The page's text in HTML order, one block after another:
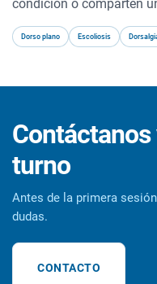
condición o comparten
Dorso plano Escoliosis
turno
Antes de la primera
dudas.
CONTACTO